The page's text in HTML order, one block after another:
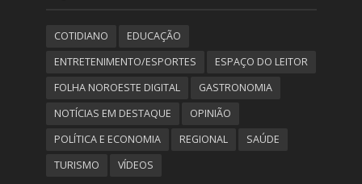
COTIDIANO
EDUCAÇÃO
ENTRETENIMENTO/ESPORTES
ESPAÇO DO LEITOR
FOLHA NOROESTE DIGITAL
GASTRONOMIA
NOTÍCIAS EM DESTAQUE
OPINIÃO
POLÍTICA E ECONOMIA
REGIONAL
SAÚDE
TURISMO
VÍDEOS